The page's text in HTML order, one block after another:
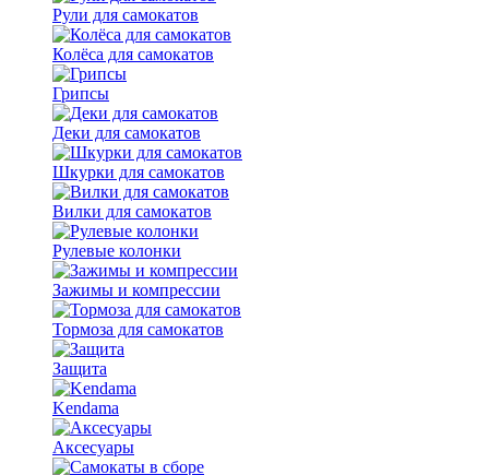
Рули для самокатов
Колёса для самокатов
Грипсы
Деки для самокатов
Шкурки для самокатов
Вилки для самокатов
Рулевые колонки
Зажимы и компрессии
Тормоза для самокатов
Защита
Kendama
Аксесуары